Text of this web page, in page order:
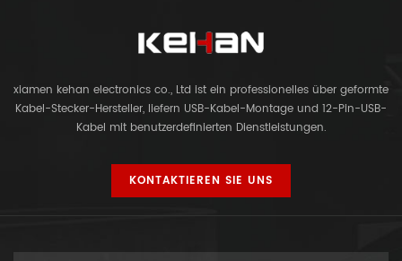
xiamen kehan electronics co., Ltd ist ein professionelles über geformte
Kabel-Stecker-Hersteller, liefern USB-Kabel-Montage und 12-Pin-USB-
Kabel mit benutzerdefinierten Dienstleistungen.
KONTAKTIEREN SIE UNS